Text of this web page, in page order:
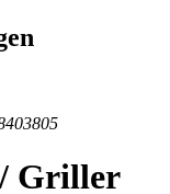
Griller